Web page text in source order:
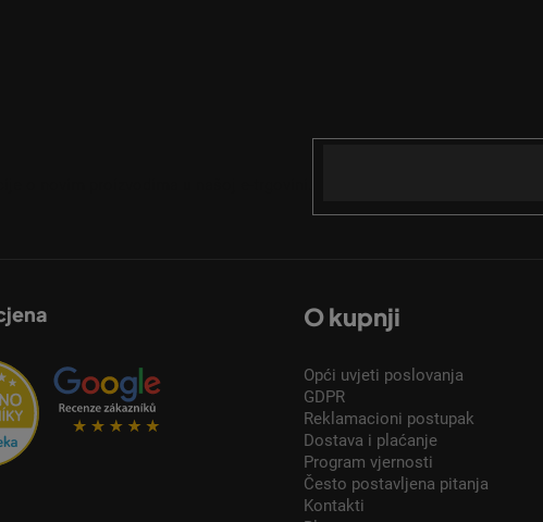
O kupnji
Opći uvjeti poslovanja
GDPR
Reklamacioni postupak
Dostava i plaćanje
Program vjernosti
Često postavljena pitanja
Kontakti